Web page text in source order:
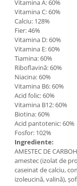
Vitamina A: 60%
Vitamina C: 60%
Calciu: 128%
Fier: 46%
Vitamina D: 60%
Vitamina E: 60%
Tiamina: 60%
Riboflavină: 60%
Niacina: 60%
Vitamina B6: 60%
Acid folic: 60%
Vitamina B12: 60%
Biotina: 60%
Acid pantotenic: 60%
Fosfor: 102%
Ingrediente:
AMESTEC DE
amestec (izolat de
caseinat de calciu,
izoleucină, valină),